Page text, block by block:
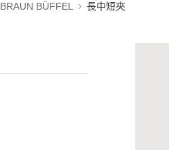
BRAUN BÜFFEL 長中短夾